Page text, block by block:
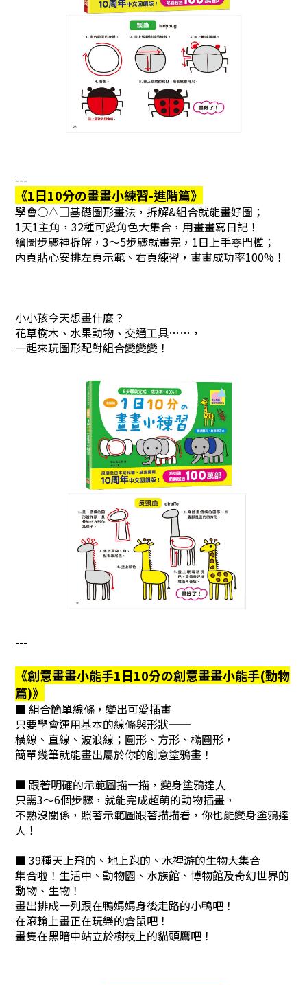
---
《1日10分の畫畫小練習-進階篇》
學會○△□基礎圖形畫法，拆解&組合就能畫好圖；
1天1主角，32種可愛角色大集合，用畫畫寫日記！
繪圖步驟神拆解，3～5步驟就畫完，1日上手零門檻；
內頁貼心安排左頁示範、右頁練習，畫畫成功率100%！
小小孩今天想畫什麼？
花草樹木、水果動物、交通工具……，
一起來玩圖形配對組合變變變！
---
《創意畫畫小能手1日10分の創意畫畫小能手(動物
篇)》
■ 組合簡單線條，變出可愛插畫
只要學會運用基本的線條與形狀──
橫線、直線、波浪線；圓形、方形、橢圓形，
簡單幾筆就能畫出屬於你的創意塗鴉畫！
■ 跟著明確的示範圖描一描，變身塗鴉達人
只需3～6個步驟，就能完成超萌的動物插畫，
不熟沒關係，照著示範圖跟著描描看，你也能變身塗鴉達
人！
■ 39種天上飛的、地上跑的、水裡游的生物大集合
集合啦！生活中、動物園、水族館、博物館及奇幻世界的
動物、生物！
畫出排成一列跟在鴨媽媽身後走路的小鴨吧！
在滾輪上畫正在玩樂的倉鼠吧！
畫隻在黑暗中站立於樹枝上的貓頭鷹吧！